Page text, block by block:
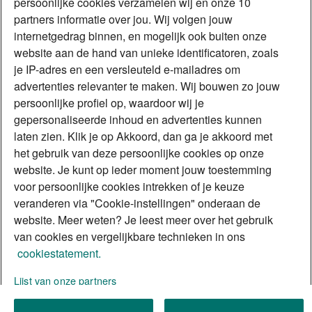
Actuele rentetarieven
Periode NHG t/m 65%
t/m 85%
10 jaar
Vanaf 4,38% Vanaf 4,67% Vanaf 4,68%
20 jaar
Vanaf 4,80% Vanaf 5,03% Vanaf 5,12%
30 jaar
Vanaf 5,07% Vanaf 5,21% Vanaf 5,28%
Budget Hypotheek met NHG, huisbankkorting.
Bekijk alle rentetarieven
Voor consumenten: op zoek naar
onafhankelijk advies over een ABN
AMRO hypotheek?
Voor intermediairs
partners informatie over jou. Wij volgen jouw
internetgedrag binnen, en mogelijk ook buiten onze
website aan de hand van unieke identificatoren, zoals
je IP-adres en een versleuteld e-mailadres om
advertenties relevanter te maken. Wij bouwen zo jouw
persoonlijke profiel op, waardoor wij je
gepersonaliseerde inhoud en advertenties kunnen
laten zien. Klik je op Akkoord, dan ga je akkoord met
het gebruik van deze persoonlijke cookies op onze
website. Je kunt op ieder moment jouw toestemming
voor persoonlijke cookies intrekken of je keuze
veranderen via "Cookie-instellingen" onderaan de
website. Meer weten? Je leest meer over het gebruik
van cookies en vergelijkbare technieken in ons
cookiestatement.
Lijst van onze partners